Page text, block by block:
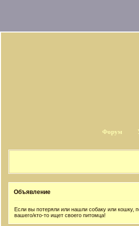
Форум
Объявление
Если вы потеряли или нашли собаку или кошку,
вашего/кто-то ищет своего питомца!